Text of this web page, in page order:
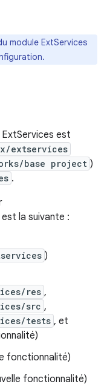
module ExtServices
ExtServices est
extservices
base project )
.
est la suivante :
)
res ,
src ,
tests , et
fonctionnalité)
fonctionnalité)